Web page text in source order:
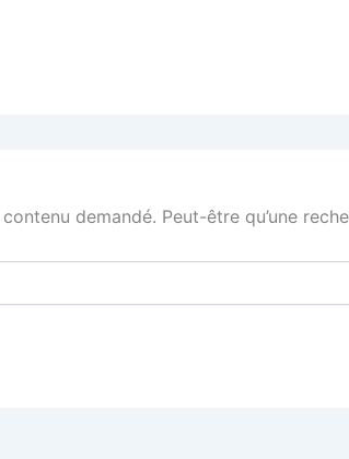
demandé. Peut-être qu’une